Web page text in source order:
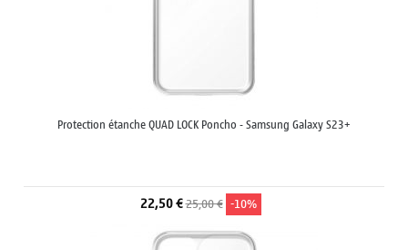
Protection étanche QUAD LOCK Poncho - Samsung Galaxy S23+
22,50 €25,00 € -10%